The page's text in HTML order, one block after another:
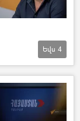
Եվս 4